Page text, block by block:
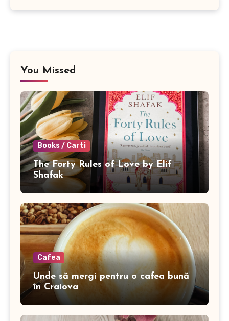
You Missed
Books / Carti
The Forty Rules of Love by Elif
Shafak
Cafea
Unde să mergi pentru o cafea bună
în Craiova